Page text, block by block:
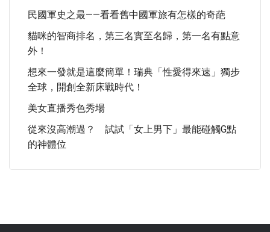
民國軍史之最——看看舊中國軍旅有怎樣的奇葩
貓咪的智商排名，第三名實至名歸，第一名有點意
外！
想來一發就是這麼簡單！瑞典「性愛得來速」獨步
全球，開創全新床戰時代！
美女直播秀色秀場
從來沒高潮過？ 試試「女上男下」最能碰觸G點
的神體位